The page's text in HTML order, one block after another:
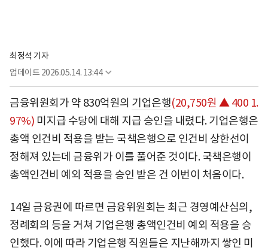
최정석 기자
업데이트 2026.05.14. 13:44
금융위원회가 약 830억원의 기업은행(20,750원 ▲ 400 1.
97%) 미지급 수당에 대해 지급 승인을 내렸다. 기업은행은
총액 인건비 적용을 받는 국책은행으로 인건비 상한선이
정해져 있는데 금융위가 이를 풀어준 것이다. 국책은행이
총액인건비 예외 적용을 승인 받은 건 이번이 처음이다.
14일 금융권에 따르면 금융위원회는 최근 경영예산심의,
정례회의 등을 거쳐 기업은행 총액인건비 예외 적용을 승
인했다. 이에 따라 기업은행 직원들은 지난해까지 쌓인 미